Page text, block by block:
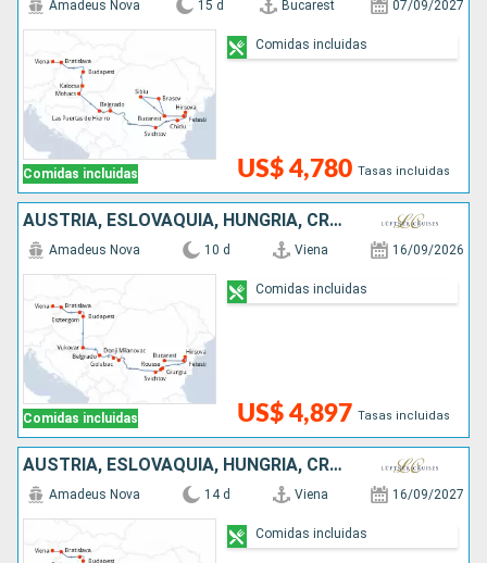
Comidas incluidas
Amadeus Nova 15 d Bucarest 07/09/2027
US$ 4,780 Tasas incluidas
Comidas incluidas
AUSTRIA, ESLOVAQUIA, HUNGRÍA, CROACIA, SERBIA, BULGARIA, RUMANIA
Comidas incluidas
Amadeus Nova 10 d Viena 16/09/2026
US$ 4,897 Tasas incluidas
Comidas incluidas
AUSTRIA, ESLOVAQUIA, HUNGRÍA, CROACIA, SERBIA, BULGARIA, RUMANIA
Amadeus Nova 14 d Viena 16/09/2027
Comidas incluidas